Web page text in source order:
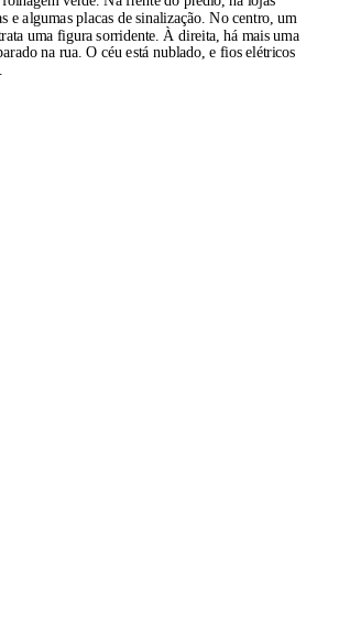
e algumas placas de sinalização. No centro, um
uma figura sorridente. À direita, há mais uma
na rua. O céu está nublado, e fios elétricos